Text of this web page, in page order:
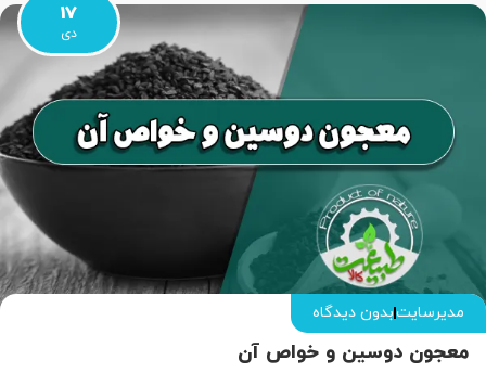
17
دی
مدیرسایتبدون دیدگاه
معجون دوسین و خواص آن